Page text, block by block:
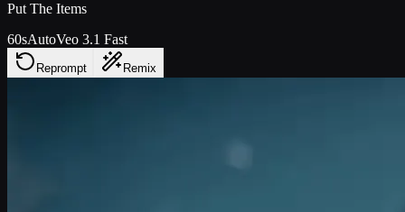
Put The Items
60sAutoVeo 3.1 Fast
Reprompt Remix